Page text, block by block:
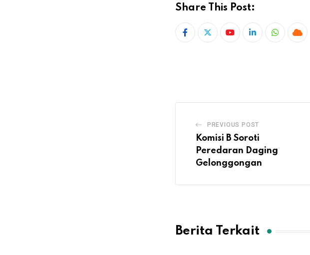
Share This Post:
PREVIOUS POST
Komisi B Soroti
Peredaran Daging
Gelonggongan
Berita Terkait